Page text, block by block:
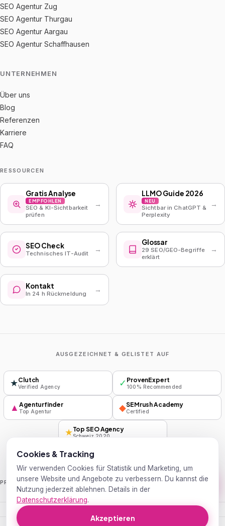
SEO Agentur Zug
SEO Agentur Thurgau
SEO Agentur Aargau
SEO Agentur Schaffhausen
UNTERNEHMEN
Über uns
Blog
Referenzen
Karriere
FAQ
RESSOURCEN
Gratis Analyse
EMPFOHLEN
SEO & KI-Sichtbarkeit
prüfen
→
LLMO Guide 2026
NEU
Sichtbar in ChatGPT &
Perplexity
→
SEO Check
Technisches IT-Audit →
Glossar
29 SEO/GEO-Begriffe
erklärt
→
Kontakt
In 24 h Rückmeldung →
AUSGEZEICHNET & GELISTET AUF
★Clutch
Verified Agency ✓ ProvenExpert
100% Recommended
▲ Agenturfinder
Top Agentur ◆SEMrush Academy
Certified
★Top SEO Agency
Schweiz 2020
PRESSEHandelsblatt Wirtschaftswoche
Cookies & Tracking
Wir verwenden Cookies für Statistik und Marketing, um
unsere Website und Angebote zu verbessern. Du kannst die
Nutzung jederzeit ablehnen. Details in der
Datenschutzerklärung.
Akzeptieren